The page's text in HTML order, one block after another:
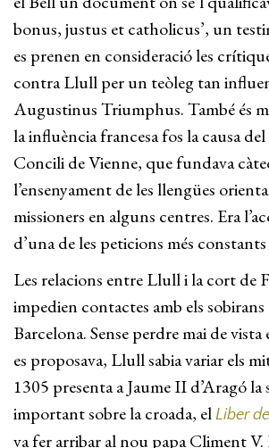
bonus, justus et catholicus’, un
es prenen en consideració les
contra Llull per un teòleg tan
Augustinus Triumphus. També és
la influència francesa fos la causa
Concili de Vienne, que fundava
l’ensenyament de les llengües
missioners en alguns centres. Era
d’una de les peticions més
Les relacions entre Llull i la cort de
impedien contactes amb els sobirans
Barcelona. Sense perdre mai de
es proposava, Llull sabia variar els
1305 presenta a Jaume II d’Aragó la
important sobre la croada, el Liber
va fer arribar al nou papa Climent V.